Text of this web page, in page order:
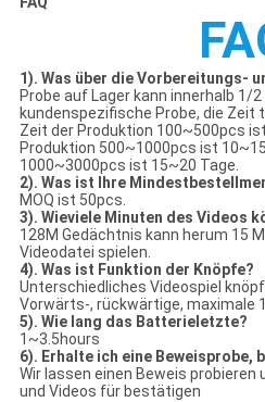
1). Was über die Vorbereitungs-
Probe auf Lager kann innerhalb 1/
kundenspezifische Probe, die Zeit
Zeit der Produktion 100~500pcs
Produktion 500~1000pcs ist
1000~3000pcs ist 15~20 Tage.
2). Was ist Ihre
MOQ ist 50pcs.
3). Wieviele Minuten des Videos
128M Gedächtnis kann herum 15
Videodatei spielen.
4). Was ist Funktion der Knöpfe?
Unterschiedliches Videospiel
Vorwärts-, rückwärtige, maximale
5). Wie lang das Batterieletzte?
1~3.5hours
6). Erhalte ich eine Beweisprobe,
Wir lassen einen Beweis probieren
und Videos für bestätigen